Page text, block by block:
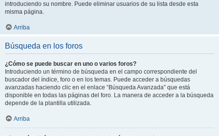
introduciendo su nombre. Puede eliminar usuarios de su lista desde esta
misma página.
Arriba
Búsqueda en los foros
¿Cómo se puede buscar en uno o varios foros?
Introduciendo un término de búsqueda en el campo correspondiente del
buscador del índice, foro o en los temas. Puede acceder a búsquedas
avanzadas haciendo clic en el enlace “Búsqueda Avanzada” que está
disponible en todas las páginas del foro. La manera de acceder a la búsqueda
depende de la plantilla utilizada.
Arriba